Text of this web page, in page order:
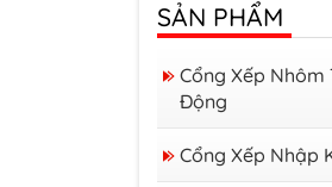
SẢN PHẨM
Cổng Xếp Nhôm
Động
Cổng Xếp Nhập